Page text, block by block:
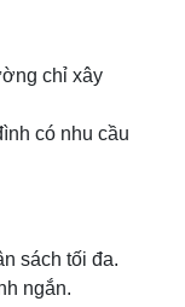
chỉ xây
có nhu cầu
sách tối đa.
ngắn.